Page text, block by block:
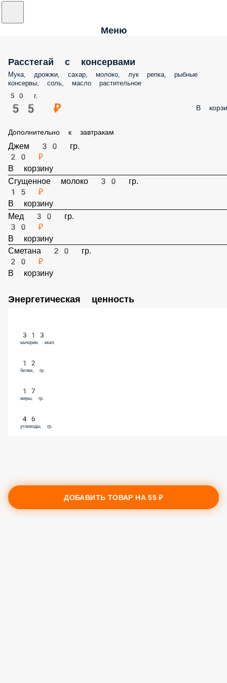
Меню
Расстегай с консервами
Мука, дрожжи, сахар, молоко, лук репка, рыбные консервы, соль,
масло растительное
50 г.
55 ₽ В
Дополнительно к завтракам
Джем 30 гр.
20 ₽
В корзину
Сгущенное молоко 30 гр.
15 ₽
В корзину
Мед 30 гр.
30 ₽
В корзину
В корзину
Энергетическая ценность
313
12
17
ДОБАВИТЬ ТОВАР НА55 ₽